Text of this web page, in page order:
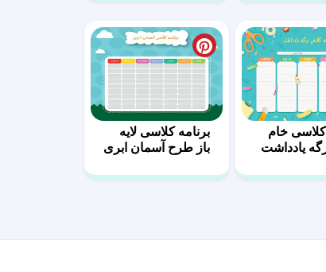
کلاسی خام
یادداشت
برنامه کلاسی لایه
باز طرح آسمان ابری